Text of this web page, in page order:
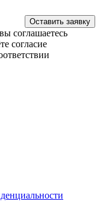
соглашаетесь
согласие